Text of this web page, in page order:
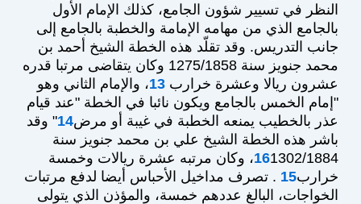
النظر في تسيير شؤون الجامع، كذلك الإمام الأول
بالجامع الذي من مهامه الإمامة والخطبة بالجامع إلى
جانب التدريس. وقد تقلّد هذه الخطة الشيخ أحمد بن
محمد جنويز سنة 1275/1858 وكان يتقاضى مرتبا قدره
عشرون ريالا وعشرة خرارب 13، والإمام الثاني وهو
"إمام الخمس بالجامع ويكون نائبا في الخطة "عند قيام
عذر بالخطيب يمنعه الخطبة في غيبة أو مرض14" وقد
باشر هذه الخطة الشيخ علي بن محمد جنويز سنة
161302/1884، وكان مرتبه عشرة ريالات وخمسة
خرارب15 . تصرف مداخيل الأحباس أيضا لدفع مرتبات
الخواجات، البالغ عددهم خمسة، والمؤذن الذي يتولى